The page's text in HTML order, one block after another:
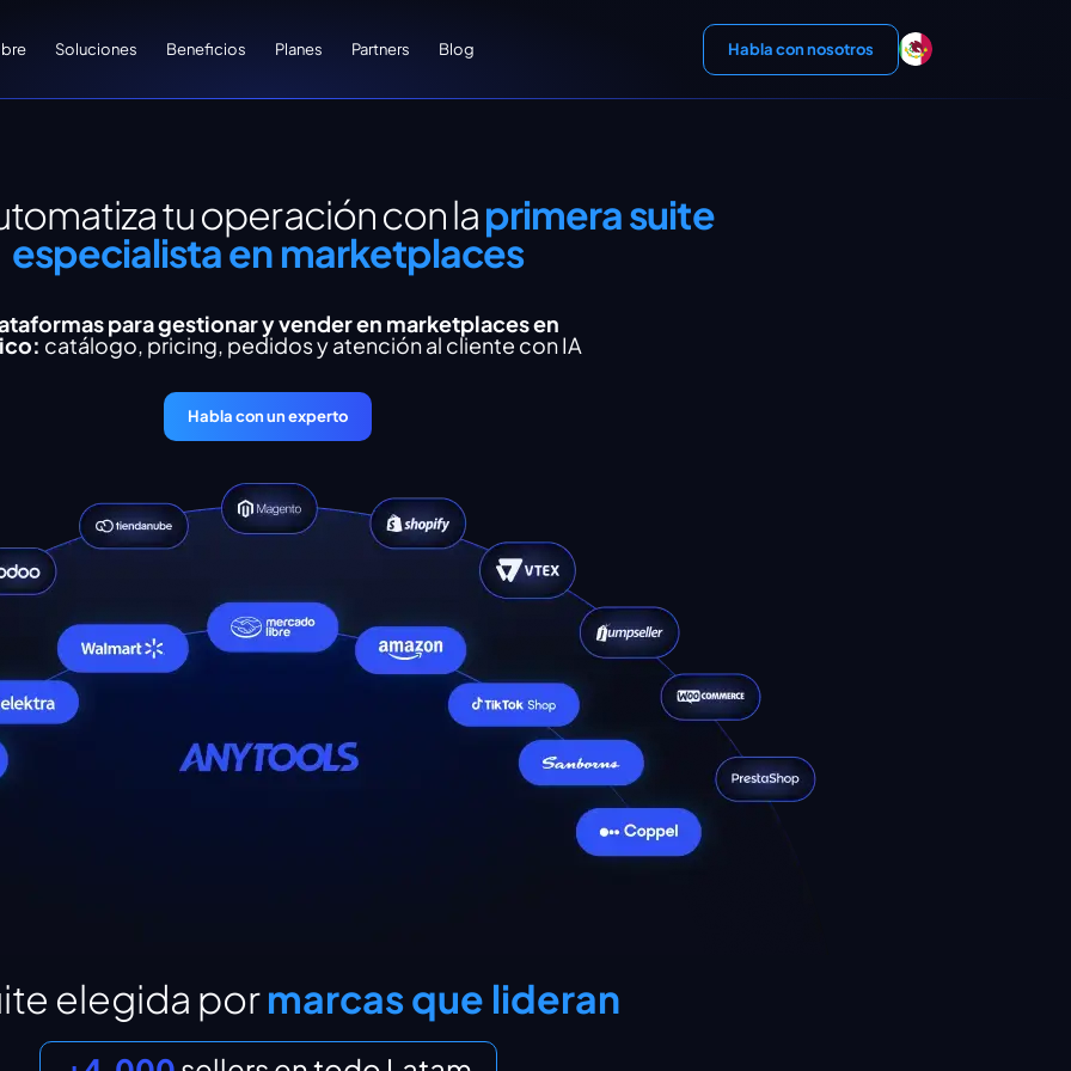
Soluciones Beneficios Planes Partners Blog Habla con nosotros
tu operación con laprimera suite
especialista en marketplaces
para gestionar y vender en marketplaces en
catálogo, pricing, pedidos y atención al cliente con IA
Habla con un experto
elegida pormarcas que lideran